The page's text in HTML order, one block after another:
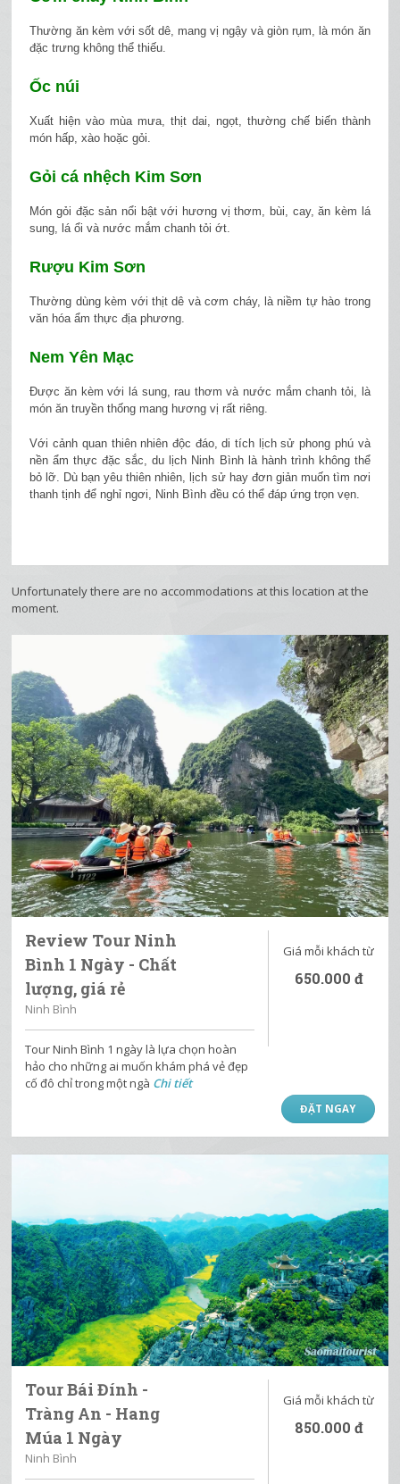
Thường ăn kèm với sốt dê, mang vị ngậy và giòn rụm, là món ăn
đặc trưng không thể thiếu.
Ốc núi
Xuất hiện vào mùa mưa, thịt dai, ngọt, thường chế biến thành
món hấp, xào hoặc gỏi.
Gỏi cá nhệch Kim Sơn
Món gỏi đặc sản nổi bật với hương vị thơm, bùi, cay, ăn kèm lá
sung, lá ổi và nước mắm chanh tỏi ớt.
Rượu Kim Sơn
Thường dùng kèm với thịt dê và cơm cháy, là niềm tự hào trong
văn hóa ẩm thực địa phương.
Nem Yên Mạc
Được ăn kèm với lá sung, rau thơm và nước mắm chanh tỏi, là
món ăn truyền thống mang hương vị rất riêng.
Với cảnh quan thiên nhiên độc đáo, di tích lịch sử phong phú và
nền ẩm thực đặc sắc, du lịch Ninh Bình là hành trình không thể
bỏ lỡ. Dù bạn yêu thiên nhiên, lịch sử hay đơn giản muốn tìm nơi
thanh tịnh để nghỉ ngơi, Ninh Bình đều có thể đáp ứng trọn vẹn.
Unfortunately there are no accommodations at this location at the
moment.
Review Tour Ninh
Bình 1 Ngày - Chất
lượng, giá rẻ
Ninh Bình
Giá mỗi khách từ
650.000 đ
Tour Ninh Bình 1 ngày là lựa chọn hoàn
hảo cho những ai muốn khám phá vẻ đẹp
cố đô chỉ trong một ngà Chi tiết
ĐẶT NGAY
Tour Bái Đính -
Tràng An - Hang
Múa 1 Ngày
Ninh Bình
Giá mỗi khách từ
850.000 đ